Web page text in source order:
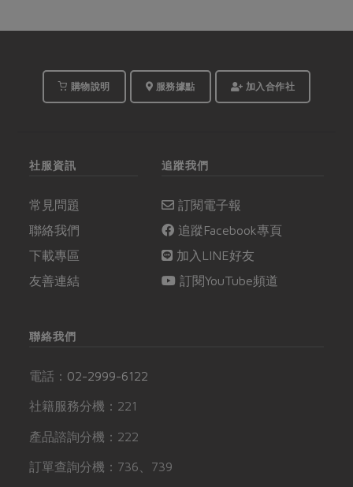
購物說明 服務據點 加入合作社
社服資訊
常見問題
聯絡我們
下載專區
友善連結
追蹤我們
訂閱電子報
追蹤Facebook專頁
加入LINE好友
訂閱YouTube頻道
聯絡我們
電話： 02-2999-6122
社籍服務分機：221
產品諮詢分機：222
訂單查詢分機：736、739